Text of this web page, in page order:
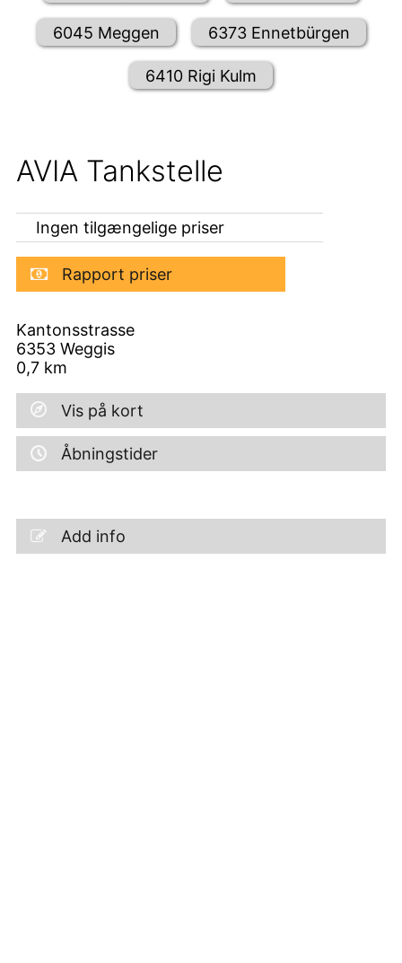
6045 Meggen 6373 Ennetbürgen
6410 Rigi Kulm
AVIA Tankstelle
Ingen tilgængelige priser
Rapport priser
Kantonsstrasse
6353 Weggis
0,7 km
Vis på kort
Åbningstider
Add info